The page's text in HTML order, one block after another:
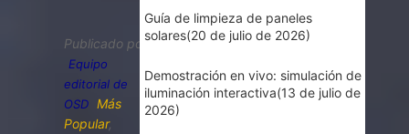
Publicado por
Equipo
editorial de
OSD Más
Popular,
Guía de limpieza de paneles
solares(20 de julio de 2026)
Demostración en vivo: simulación de
iluminación interactiva(13 de julio de
2026)